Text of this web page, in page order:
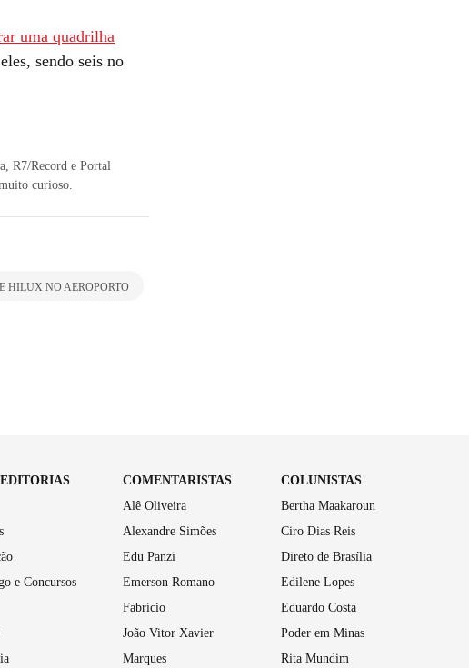
uma quadrilha
sendo seis no
R7/Record e Portal
curioso.
HILUX NO AEROPORTO
e Concursos
COMENTARISTAS
Alê Oliveira
Alexandre Simões
Edu Panzi
Emerson Romano
Fabrício
João Vitor Xavier
Marques
COLUNISTAS
Bertha Maakaroun
Ciro Dias Reis
Direto de Brasília
Edilene Lopes
Eduardo Costa
Poder em Minas
Rita Mundim